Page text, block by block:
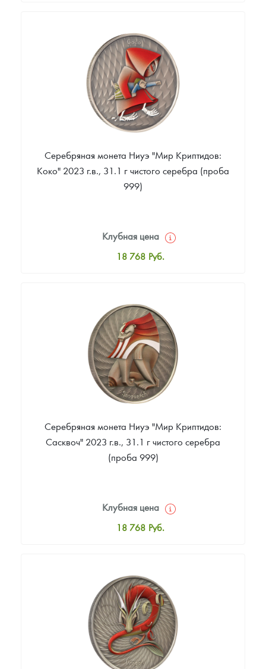
Цена выкупа
Звоните
Серебряная монета Ниуэ "Мир Криптидов:
Коко" 2023 г.в., 31.1 г чистого серебра (проба
999)
Клубная цена
18 768 Руб.
Цена выкупа
Звоните
Серебряная монета Ниуэ "Мир Криптидов:
Сасквоч" 2023 г.в., 31.1 г чистого серебра
(проба 999)
Клубная цена
18 768 Руб.
Цена выкупа
Звоните